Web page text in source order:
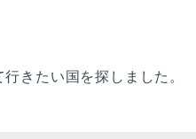
きたい国を探しました。